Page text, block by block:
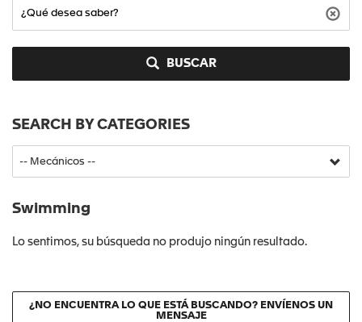
BUSCAR
SEARCH BY CATEGORIES
Swimming
Lo sentimos, su búsqueda no produjo ningún resultado.
¿NO ENCUENTRA LO QUE ESTÁ BUSCANDO? ENVÍENOS UN
MENSAJE